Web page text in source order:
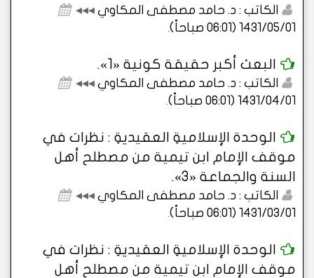
الكاتب : د. حامد مصطفى المكاوي ◂◂◂
1431/05/01 (06:01 صباحاً)
.
البعث أكبر حقيقة كونية «1».
الكاتب : د. حامد مصطفى المكاوي ◂◂◂
1431/04/01 (06:01 صباحاً)
.
الوحدة الإسلاميةِ العقيديةِ : نظرات في
موقف الإمام ابن تيمية من مصطلح أهل
السنة والجماعة «3».
الكاتب : د. حامد مصطفى المكاوي ◂◂◂
1431/03/01 (06:01 صباحاً)
.
الوحدة الإسلاميةِ العقيديةِ : نظرات في
موقف الإمام ابن تيمية من مصطلح أهل